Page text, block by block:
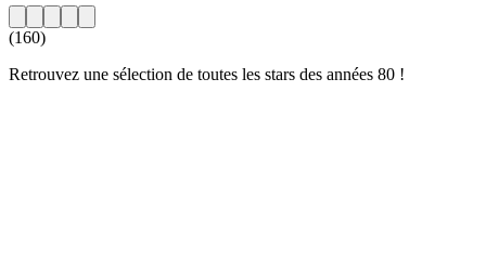
(160)
Retrouvez une sélection de toutes les stars des années 80 !